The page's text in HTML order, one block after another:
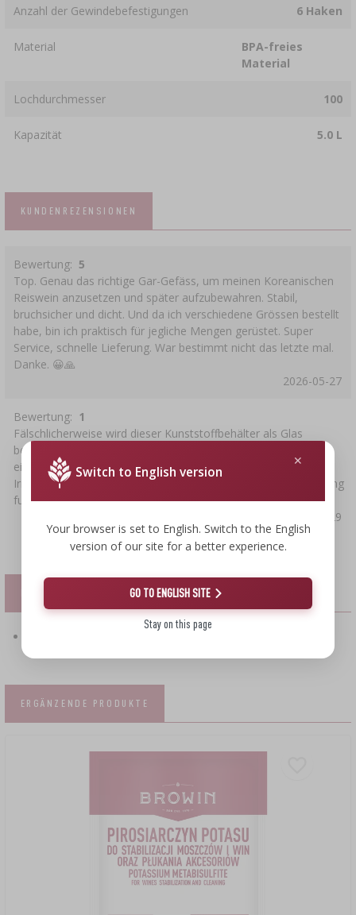
Anzahl der Gewindebefestigungen 6 Haken
Material
BPA-freies
Material
Lochdurchmesser 100
Kapazität 5.0 L
KUNDENREZENSIONEN
Bewertung: 5
Top. Genau das richtige Gar-Gefäss, um meinen Koreanischen
Reiswein anzusetzen und später aufzubewahren. Stabil,
bruchsicher und dicht. Und da ich verschiedene Grössen bestellt
habe, bin ich praktisch für jegliche Mengen gerüstet. Super
Service, schnelle Lieferung. War bestimmt nicht das letzte mal.
Danke. 😀🙏
2026-05-27
Bewertung: 1
Fälschlicherweise wird dieser Kunststoffbehälter als Glas
beschrieben (mehrfach), sogar als splitterfreies Glas, was eine
eindeutige Falschaussage und meiner Meinung nach eine
Irreführung der Kunden ist. Bin gespannt wie die Rückabwicklung
funktioniert.
2025-04-29
ERGÄNZENDE PRODUKTE
Switch to English version
Your browser is set to English. Switch to the English
version of our site for a better experience.
GO TO ENGLISH SITE
Stay on this page